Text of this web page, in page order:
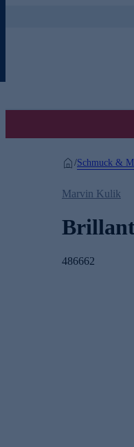
/Schmuck &
Marvin Kulik
486662